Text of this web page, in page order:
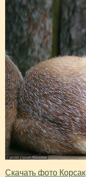
Скачать фото Корсак